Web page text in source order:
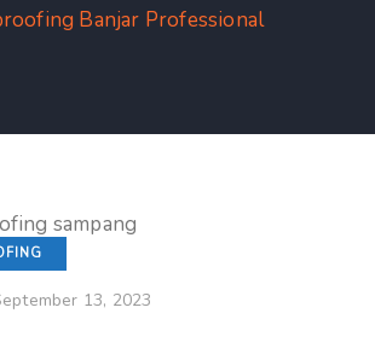
Banjar Professional
13, 2023